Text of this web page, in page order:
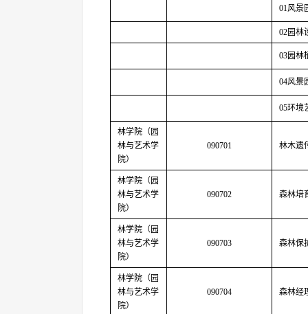
01 风景
02园林
03园林
04风景
05环境
林学院（园
林与艺术学
院）
090701 林木遗
林学院（园
林与艺术学
院）
090702 森林培
林学院（园
林与艺术学
院）
090703 森林保
林学院（园
林与艺术学
院）
090704 森林经